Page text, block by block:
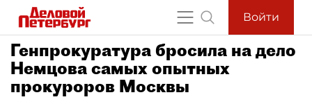
Войти
Генпрокуратура бросила на дело
Немцова самых опытных
прокуроров Москвы